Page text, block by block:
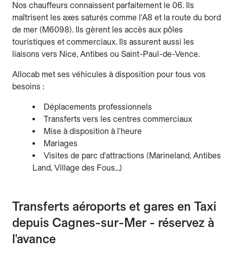
Nos chauffeurs connaissent parfaitement le 06. Ils
maîtrisent les axes saturés comme l'A8 et la route du bord
de mer (M6098). Ils gèrent les accès aux pôles
touristiques et commerciaux. Ils assurent aussi les
liaisons vers Nice, Antibes ou Saint-Paul-de-Vence.
Allocab met ses véhicules à disposition pour tous vos
besoins :
Déplacements professionnels
Transferts vers les centres commerciaux
Mise à disposition à l'heure
Mariages
Visites de parc d'attractions (Marineland, Antibes
Land, Village des Fous…)
Transferts aéroports et gares en Taxi
depuis Cagnes-sur-Mer - réservez à
l'avance